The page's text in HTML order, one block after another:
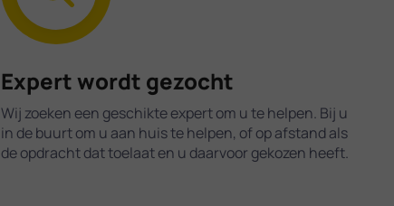
Expert wordt gezocht
Wij zoeken een geschikte expert om u te helpen. Bij u
in de buurt om u aan huis te helpen, of op afstand als
de opdracht dat toelaat en u daarvoor gekozen heeft.